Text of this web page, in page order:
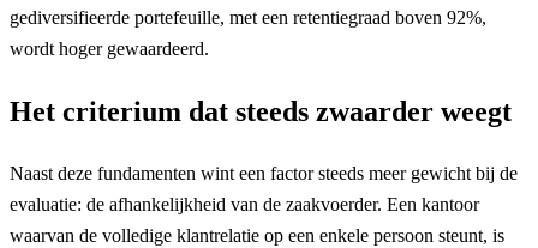
gediversifieerde portefeuille, met een retentiegraad boven 92%,
wordt hoger gewaardeerd.
Het criterium dat steeds zwaarder weegt
Naast deze fundamenten wint een factor steeds meer gewicht bij de
evaluatie: de afhankelijkheid van de zaakvoerder. Een kantoor
waarvan de volledige klantrelatie op een enkele persoon steunt, is